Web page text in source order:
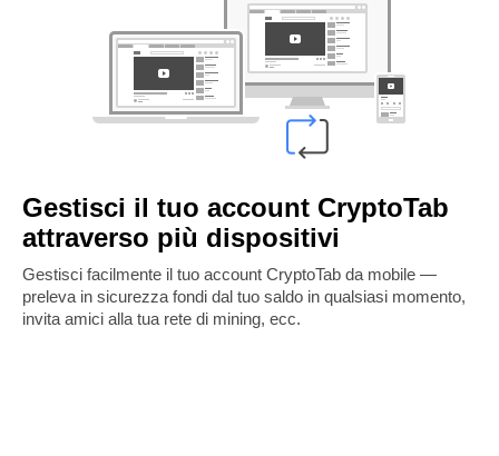
Gestisci il tuo account CryptoTab
attraverso più dispositivi
Gestisci facilmente il tuo account CryptoTab da mobile —
preleva in sicurezza fondi dal tuo saldo in qualsiasi momento,
invita amici alla tua rete di mining, ecc.